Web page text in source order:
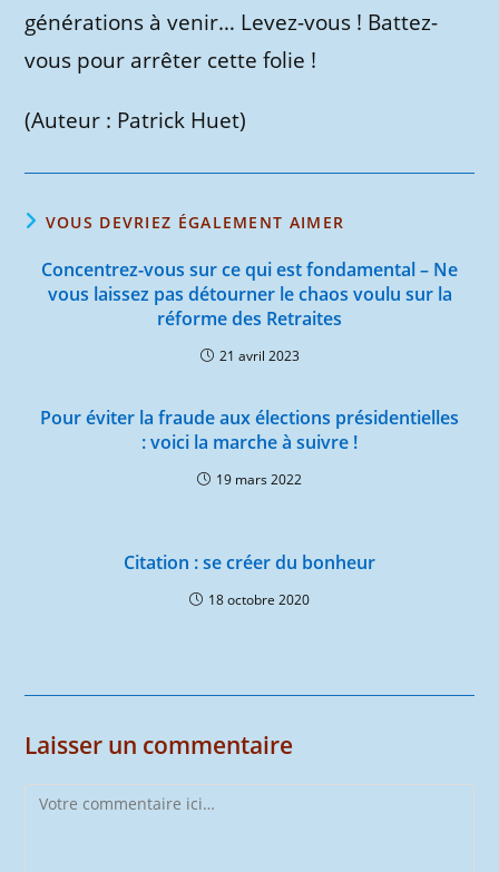
générations à venir… Levez-vous ! Battez-
vous pour arrêter cette folie !
(Auteur : Patrick Huet)
VOUS DEVRIEZ ÉGALEMENT AIMER
Concentrez-vous sur ce qui est fondamental – Ne
vous laissez pas détourner le chaos voulu sur la
réforme des Retraites
21 avril 2023
Pour éviter la fraude aux élections présidentielles
: voici la marche à suivre !
19 mars 2022
Citation : se créer du bonheur
18 octobre 2020
Laisser un commentaire
Comment